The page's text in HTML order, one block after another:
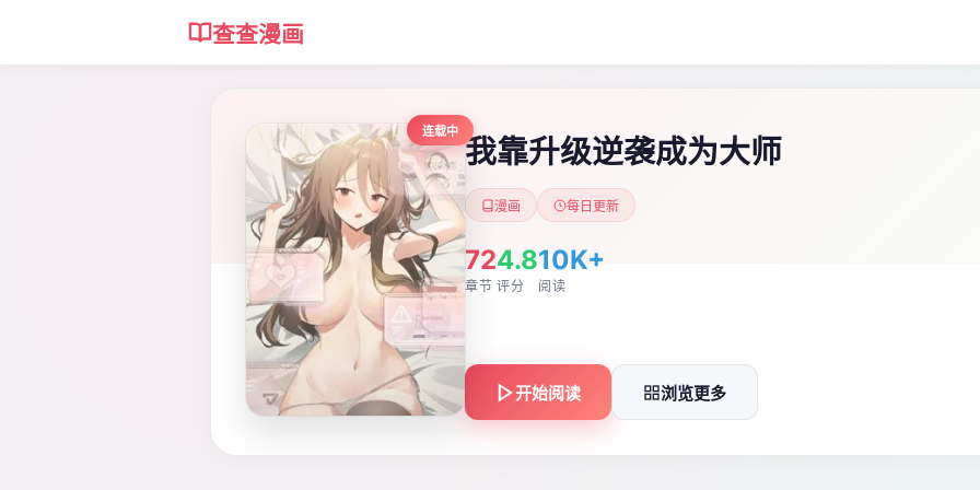
查查漫画
连载中
我靠升级逆袭成为大师
漫画 每日更新
72
章节
4.8
评分
10K+
阅读
开始阅读 浏览更多